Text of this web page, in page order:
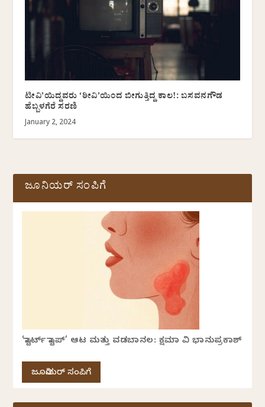
ಟೀವಿ’ಯಿದ್ದವರು ‘ಠೀವಿ’ಯಿಂದ ಬೀಗುತ್ತಿದ್ದ ಕಾಲ!: ಬಸವನಗೌಡ
ಹೆಬ್ಬಳಗೆರೆ ಸರಣಿ
January 2, 2024
ಜೂನಿಯರ್ ಸಂಪಿಗೆ
‘ಸ್ಟಾರ್ಟ್ ಸ್ಟಾಪ್’ ಆಟ ಮತ್ತು ವಡಬಾನಲ: ಕ್ಷಮಾ ವಿ ಭಾನುಪ್ರಕಾಶ್
ಜೂನಿಯರ್ ಸಂಪಿಗೆ